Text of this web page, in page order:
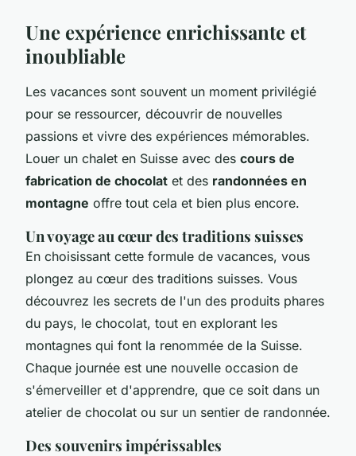
Une expérience enrichissante et
inoubliable
Les vacances sont souvent un moment privilégié
pour se ressourcer, découvrir de nouvelles
passions et vivre des expériences mémorables.
Louer un chalet en Suisse avec des cours de
fabrication de chocolat et des randonnées en
montagne offre tout cela et bien plus encore.
Un voyage au cœur des traditions suisses
En choisissant cette formule de vacances, vous
plongez au cœur des traditions suisses. Vous
découvrez les secrets de l'un des produits phares
du pays, le chocolat, tout en explorant les
montagnes qui font la renommée de la Suisse.
Chaque journée est une nouvelle occasion de
s'émerveiller et d'apprendre, que ce soit dans un
atelier de chocolat ou sur un sentier de randonnée.
Des souvenirs impérissables